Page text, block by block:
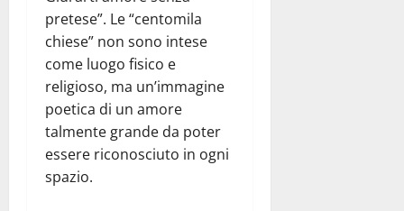
pretese”. Le “centomila
chiese” non sono intese
come luogo fisico e
religioso, ma un’immagine
poetica di un amore
talmente grande da poter
essere riconosciuto in ogni
spazio.